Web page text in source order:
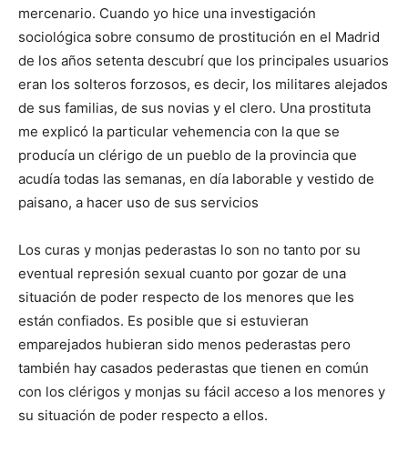
mercenario. Cuando yo hice una investigación
sociológica sobre consumo de prostitución en el Madrid
de los años setenta descubrí que los principales usuarios
eran los solteros forzosos, es decir, los militares alejados
de sus familias, de sus novias y el clero. Una prostituta
me explicó la particular vehemencia con la que se
producía un clérigo de un pueblo de la provincia que
acudía todas las semanas, en día laborable y vestido de
paisano, a hacer uso de sus servicios
Los curas y monjas pederastas lo son no tanto por su
eventual represión sexual cuanto por gozar de una
situación de poder respecto de los menores que les
están confiados. Es posible que si estuvieran
emparejados hubieran sido menos pederastas pero
también hay casados pederastas que tienen en común
con los clérigos y monjas su fácil acceso a los menores y
su situación de poder respecto a ellos.